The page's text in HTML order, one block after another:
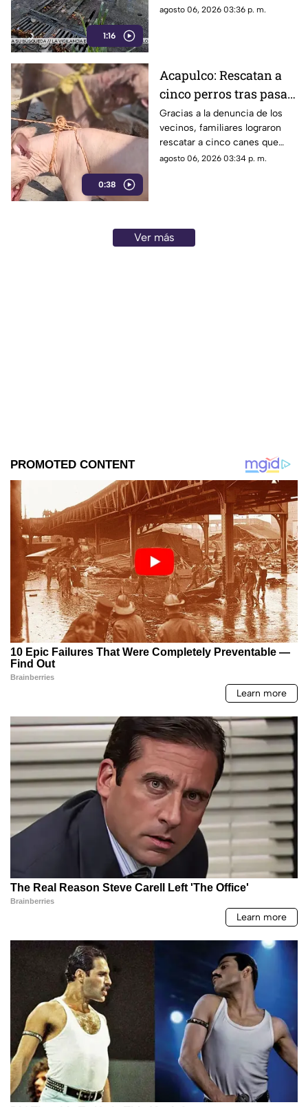
1:16
denunciaron la falta de
señalando que representa un
peligro constante ante el inicio
de la temporada de lluvias y el
próximo regreso a clases.
agosto 06, 2026 03:36 p. m.
0:38
Acapulco: Rescatan a
cinco perros tras pasar
seis días encerrados
por el fallecimiento de
su dueño
Gracias a la denuncia de los
vecinos, familiares lograron
rescatar a cinco canes que
habían quedado atrapados al
agosto 06, 2026 03:34 p. m.
Ver más